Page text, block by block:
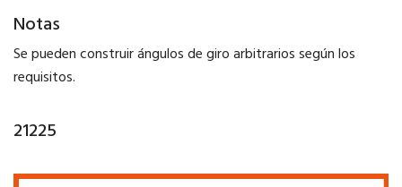
Notas
Se pueden construir ángulos de giro arbitrarios según los
requisitos.
21225